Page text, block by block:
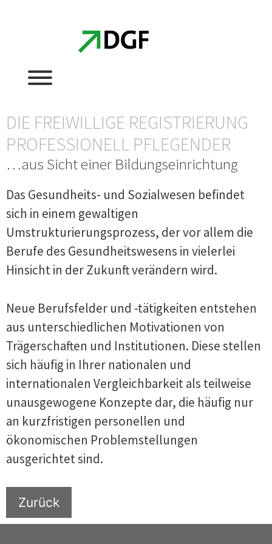
DIE FREIWILLIGE REGISTRIERUNG
PROFESSIONELL PFLEGENDER
…aus Sicht einer Bildungseinrichtung
Das Gesundheits- und Sozialwesen befindet
sich in einem gewaltigen
Umstrukturierungsprozess, der vor allem die
Berufe des Gesundheitswesens in vielerlei
Hinsicht in der Zukunft verändern wird.
Neue Berufsfelder und -tätigkeiten entstehen
aus unterschiedlichen Motivationen von
Trägerschaften und Institutionen. Diese stellen
sich häufig in Ihrer nationalen und
internationalen Vergleichbarkeit als teilweise
unausgewogene Konzepte dar, die häufig nur
an kurzfristigen personellen und
ökonomischen Problemstellungen
ausgerichtet sind.
Zurück